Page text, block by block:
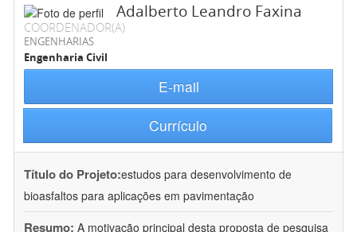
Adalberto Leandro Faxina
COORDENADOR(A)
ENGENHARIAS
Engenharia Civil
E-mail
Currículo
Título do Projeto:estudos para desenvolvimento de
bioasfaltos para aplicações em pavimentação
Resumo: A motivação principal desta proposta de pesquisa